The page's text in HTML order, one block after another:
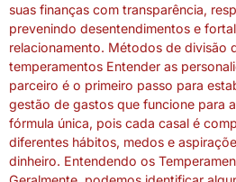
suas finanças com transparência,
prevenindo desentendimentos e
relacionamento. Métodos de divisão
temperamentos Entender as
parceiro é o primeiro passo para
gestão de gastos que funcione para
fórmula única, pois cada casal é
diferentes hábitos, medos e
dinheiro. Entendendo os